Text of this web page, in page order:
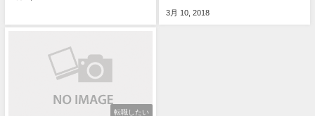
3月 10, 2018
転職したい